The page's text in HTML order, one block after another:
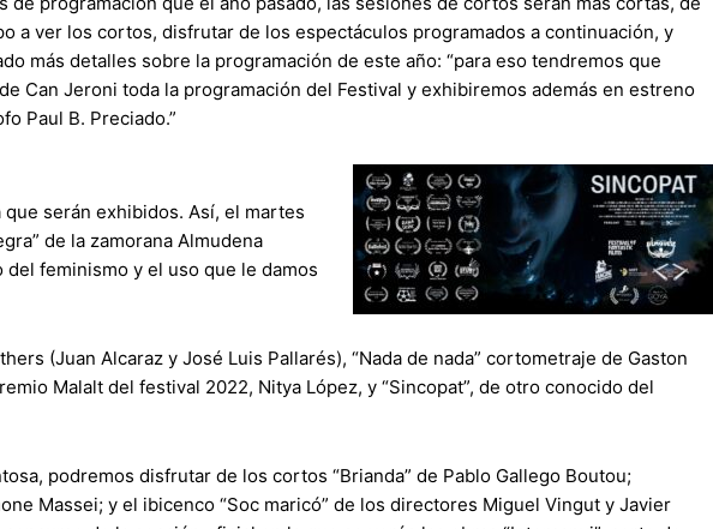
a ver los cortos, disfrutar de los espectáculos programados a continuación, y
más detalles sobre la programación de este año: “para eso tendremos que
Can Jeroni toda la programación del Festival y exhibiremos además en estreno
Paul B. Preciado.”
serán exhibidos. Así, el martes
de la zamorana Almudena
del feminismo y el uso que le damos
(Juan Alcaraz y José Luis Pallarés), “Nada de nada” cortometraje de Gaston
Malalt del festival 2022, Nitya López, y “Sincopat”, de otro conocido del
podremos disfrutar de los cortos “Brianda” de Pablo Gallego Boutou;
Massei; y el ibicenco “Soc maricó” de los directores Miguel Vingut y Javier